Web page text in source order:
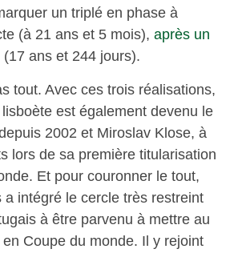
un triplé en phase à
(à 21 ans et 5 mois), après un
(17 ans et 244 jours).
tout. Avec ces trois réalisations,
lisboète est également devenu le
2002 et Miroslav Klose, à
lors de sa première titularisation
Et pour couronner le tout,
a intégré le cercle très restreint
à être parvenu à mettre au
Coupe du monde. Il y rejoint